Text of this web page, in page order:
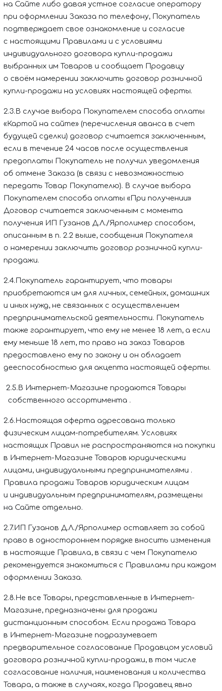
на Сайте либо давая устное согласие оператору
при оформлении Заказа по телефону, Покупатель
подтверждает свое ознакомление и согласие
с настоящими Правилами и с условиями
индивидуального договора купли-продажи
выбранных им Товаров и сообщает Продавцу
о своём намерении заключить договор розничной
купли-продажи на условиях настоящей оферты.
2.3.В случае выбора Покупателем способа оплаты
«Картой на сайте» (перечисления аванса в счет
будущей сделки) договор считается заключенным,
если в течение 24 часов после осуществления
предоплаты Покупатель не получил уведомления
об отмене Заказа (в связи с невозможностью
передать Товар Покупателю). В случае выбора
Покупателем способа оплаты «При получении»
Договор считается заключенным с момента
получения ИП Гузанов Д.Л./Ярполимер способом,
описанным в п. 2.2 выше, сообщения Покупателя
о намерении заключить договор розничной купли-
продажи.
2.4.Покупатель гарантирует, что товары
приобретаются им для личных, семейных, домашних
и иных нужд, не связанных с осуществлением
предпринимательской деятельности. Покупатель
также гарантирует, что ему не менее 18 лет, а если
ему меньше 18 лет, то право на заказ Товаров
предоставлено ему по закону и он обладает
дееспособностью для акцепта настоящей оферты.
2.5.В Интернет-Магазине продаются Товары
собственного ассортимента .
2.6.Настоящая оферта адресована только
физическим лицам-потребителям. Условиях
настоящих Правил не распространяются на покупки
в Интернет-Магазине Товаров юридическими
лицами, индивидуальными предпринимателями .
Правила продажи Товаров юридическим лицам
и индивидуальным предпринимателям, размещены
на Сайте отдельно.
2.7.ИП Гузанов Д.Л./Ярполимер оставляет за собой
право в одностороннем порядке вносить изменения
в настоящие Правила, в связи с чем Покупателю
рекомендуется знакомиться с Правилами при каждом
оформлении Заказа.
2.8.Не все Товары, представленные в Интернет-
Магазине, предназначены для продажи
дистанционным способом. Если продажа Товара
в Интернет-Магазине подразумевает
предварительное согласование Продавцом условий
договора розничной купли-продажи, в том числе
согласование наличия, наименования и количества
Товара, а также в случаях, когда Продавец явно